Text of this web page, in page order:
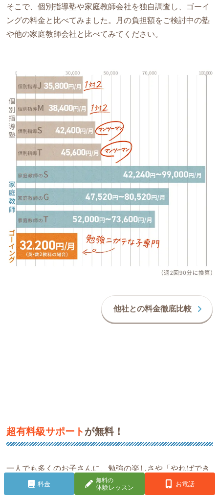
そこで、個別指導塾や家庭教師会社を独自調査し、ゴーイ
ングの料金と比べてみました。月の負担額をご検討中の塾
や他の家庭教師会社と比べてみてください。
他社との料金徹底比較
超有料級サポート が無料！
一人でも多くのお子さんに、勉強の楽しさや「やればでき
る!」を実感してほしい!そんな思いから、家庭教師のゴー
料金 無料の
体験レッスン お電話